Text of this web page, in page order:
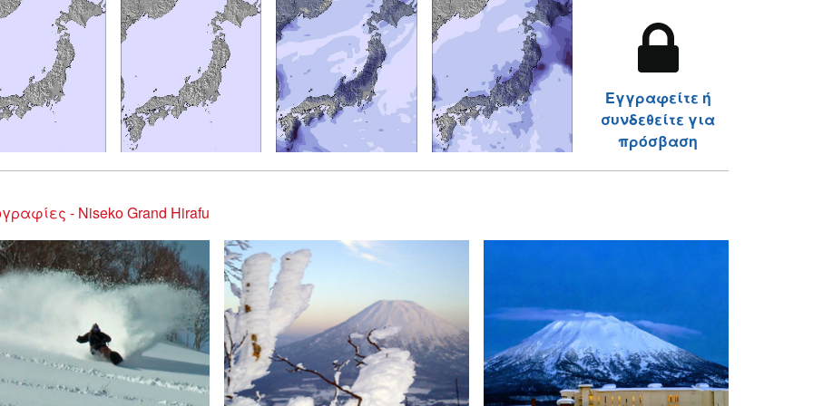
Εγγραφείτε ή
συνδεθείτε για
πρόσβαση
- Niseko Grand Hirafu